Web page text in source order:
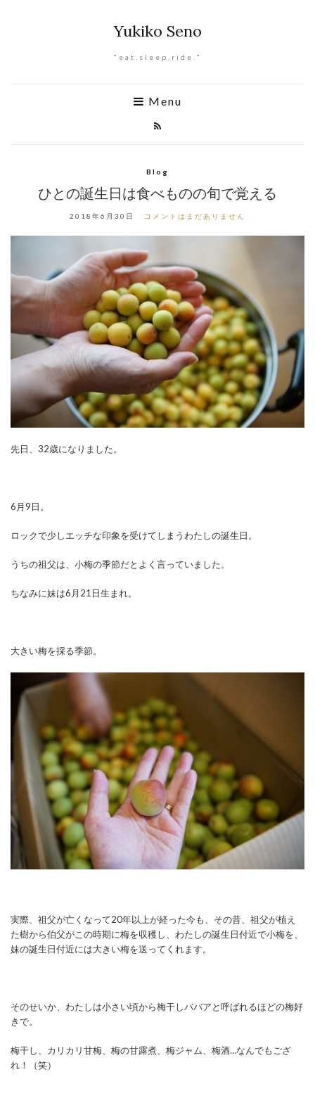
Yukiko Seno
"eat,sleep,ride."
Menu
Blog
ひとの誕生日は食べものの旬で覚える
2018年6月30日 コメントはまだありません
先日、32歳になりました。
6月9日。
ロックで少しエッチな印象を受けてしまうわたしの誕生日。
うちの祖父は、小梅の季節だとよく言っていました。
ちなみに妹は6月21日生まれ。
大きい梅を採る季節。
実際、祖父が亡くなって20年以上が経った今も、その昔、祖父が植え
た樹から伯父がこの時期に梅を収穫し、わたしの誕生日付近で小梅を、
妹の誕生日付近には大きい梅を送ってくれます。
そのせいか、わたしは小さい頃から梅干しババアと呼ばれるほどの梅好
きで。
梅干し、カリカリ甘梅、梅の甘露煮、梅ジャム、梅酒…なんでもござ
れ！（笑）